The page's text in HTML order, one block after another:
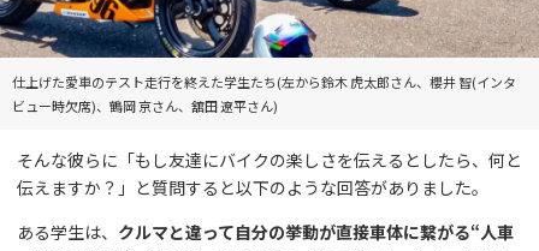
仕上げた愛車のテスト走行を終えた学生たち(左から鈴木 虎太郎さん、櫻井 智(インタ
ビュー時欠席)、鶴岡 京さん、舘田 遼平さん)
そんな彼らに「もし友達にバイクの楽しさを伝えるとしたら、何と
伝えますか？」と質問すると以下のような回答がありました。
ある学生は、 クルマと違って自分の挙動が直接車体に繋がる“人車